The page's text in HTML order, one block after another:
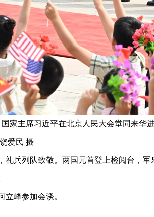
主席习近平在北京人民大会堂同来华
爱民 摄
兵列队致敬。两国元首登上检阅台，军
峰参加会谈。